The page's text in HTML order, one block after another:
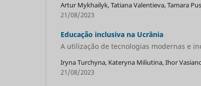
Artur Mykhailyk, Tatiana Valentieva, Tamara
21/08/2023
Educação inclusiva na Ucrânia
A utilização de tecnologias modernas e
Iryna Turchyna, Kateryna Miliutina, Ihor
21/08/2023